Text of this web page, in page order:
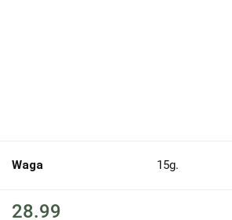
Waga 15g.
28.99